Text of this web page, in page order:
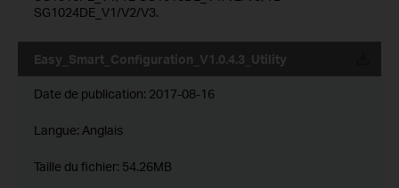
SG1024DE_V1/V2/V3.
Easy_Smart_Configuration_V1.0.4.3_Utility
Date de publication: 2017-08-16
Langue: Anglais
Taille du fichier: 54.26MB